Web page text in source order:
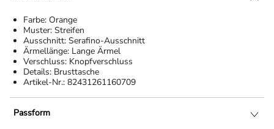
Farbe: Orange
Muster: Streifen
Ausschnitt: Serafino-Ausschnitt
Ärmellänge: Lange Ärmel
Verschluss: Knopfverschluss
Details: Brusttasche
Artikel-Nr.: 82431261160709
Passform